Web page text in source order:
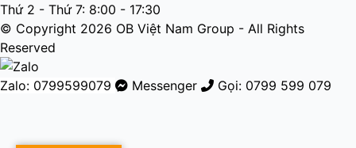
Thứ 2 - Thứ 7: 8:00 - 17:30
© Copyright 2026 OB Việt Nam Group - All Rights
Reserved
Zalo: 0799599079 Messenger Gọi: 0799 599 079